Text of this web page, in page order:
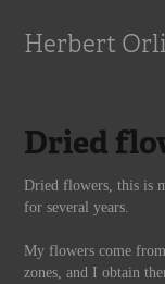
Herbert
Dried
Dried flowers, this is
for several years.
My flowers come
zones, and I obtain